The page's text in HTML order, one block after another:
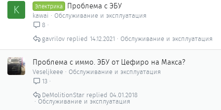
K Электрика Проблема с ЭБУ
kawai
Обслуживание и эксплуатация
8
Обслуживание и эксплуатация
14.12.2021
gavrilov
Проблема с иммо. ЭБУ от Цефиро на Макса?
Veseljkeee
Обслуживание и эксплуатация
13
Обслуживание и эксплуатация
04.01.2018
DeMolitionStar